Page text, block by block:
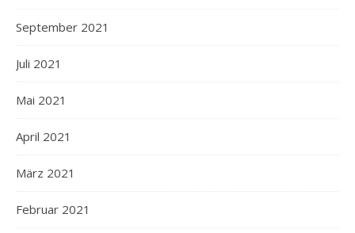
September 2021
Juli 2021
Mai 2021
April 2021
März 2021
Februar 2021